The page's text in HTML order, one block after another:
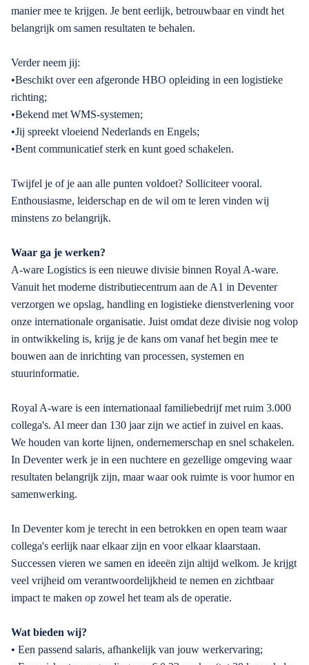
manier mee te krijgen. Je bent eerlijk, betrouwbaar en vindt het
belangrijk om samen resultaten te behalen.
Verder neem jij:
•Beschikt over een afgeronde HBO opleiding in een logistieke
richting;
•Bekend met WMS-systemen;
•Jij spreekt vloeiend Nederlands en Engels;
•Bent communicatief sterk en kunt goed schakelen.
Twijfel je of je aan alle punten voldoet? Solliciteer vooral.
Enthousiasme, leiderschap en de wil om te leren vinden wij
minstens zo belangrijk.
Waar ga je werken?
A-ware Logistics is een nieuwe divisie binnen Royal A-ware.
Vanuit het moderne distributiecentrum aan de A1 in Deventer
verzorgen we opslag, handling en logistieke dienstverlening voor
onze internationale organisatie. Juist omdat deze divisie nog volop
in ontwikkeling is, krijg je de kans om vanaf het begin mee te
bouwen aan de inrichting van processen, systemen en
stuurinformatie.
Royal A-ware is een internationaal familiebedrijf met ruim 3.000
collega's. Al meer dan 130 jaar zijn we actief in zuivel en kaas.
We houden van korte lijnen, ondernemerschap en snel schakelen.
In Deventer werk je in een nuchtere en gezellige omgeving waar
resultaten belangrijk zijn, maar waar ook ruimte is voor humor en
samenwerking.
In Deventer kom je terecht in een betrokken en open team waar
collega's eerlijk naar elkaar zijn en voor elkaar klaarstaan.
Successen vieren we samen en ideeën zijn altijd welkom. Je krijgt
veel vrijheid om verantwoordelijkheid te nemen en zichtbaar
impact te maken op zowel het team als de operatie.
Wat bieden wij?
• Een passend salaris, afhankelijk van jouw werkervaring;